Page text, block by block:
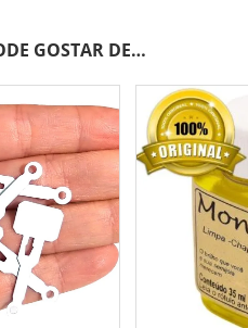
GOSTAR DE…